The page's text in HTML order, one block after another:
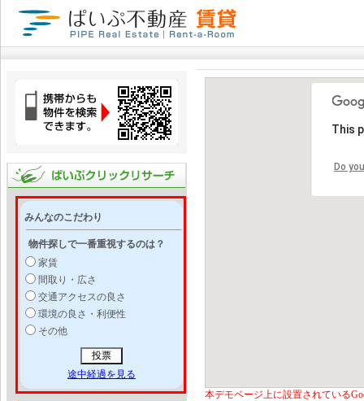
みんなのこだわり
物件探しで一番重視するのは？
家賃
間取り・広さ
交通アクセスの良さ
環境の良さ・利便性
その他
途中経過を見る
This
Do
本デモページ上に設置されている